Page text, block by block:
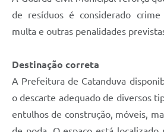
de resíduos é considerado
multa e outras penalidades
Destinação correta
A Prefeitura de Catanduva
o descarte adequado de diversos
entulhos de construção, móveis,